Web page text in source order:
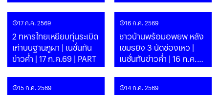
17 ก.ค. 2569
2 ทหารไทยเหยียบทุ่นระเบิด
เก่าบนฐานภูผา | เนชั่นทัน
ข่าวค่ำ | 17 ก.ค.69 | PART
16 ก.ค. 2569
ชาวบ้านพร้อมอพยพ หลัง
เขมรยิง 3 นัดช่องเหว |
เนชั่นทันข่าวค่ำ | 16 ก.ค.69
| PART
15 ก.ค. 2569 14 ก.ค. 2569